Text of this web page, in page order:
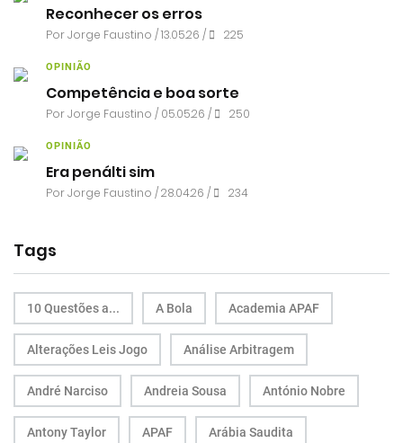
Reconhecer os erros
PorJorge Faustino / 13.05.26 / 225
OPINIÃO
Competência e boa sorte
PorJorge Faustino / 05.05.26 / 250
OPINIÃO
Era penálti sim
PorJorge Faustino / 28.04.26 / 234
Tags
10 Questões a... A Bola Academia APAF
Alterações Leis Jogo Análise Arbitragem
André Narciso Andreia Sousa António Nobre
Antony Taylor APAF Arábia Saudita